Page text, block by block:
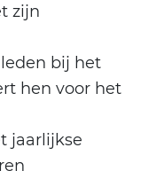
zijn
bij het
hen voor het
jaarlijkse